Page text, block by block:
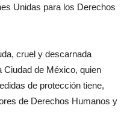
Unidas para los Derechos
cruel y descarnada
Ciudad de México, quien
de protección tiene,
de Derechos Humanos y